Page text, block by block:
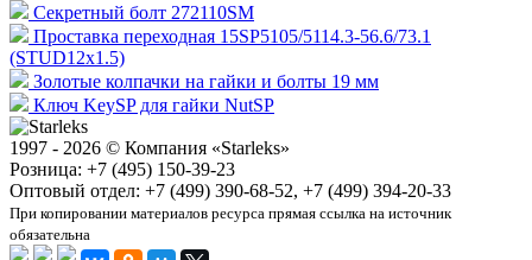
Секретный болт 272110SM
Проставка переходная 15SP5105/5114.3-56.6/73.1
(STUD12x1.5)
Золотые колпачки на гайки и болты 19 мм
Ключ KeySP для гайки NutSP
1997 - 2026 © Компания «Starleks»
Розница: +7 (495) 150-39-23
Оптовый отдел: +7 (499) 390-68-52, +7 (499) 394-20-33
При копировании материалов ресурса прямая ссылка на источник
обязательна